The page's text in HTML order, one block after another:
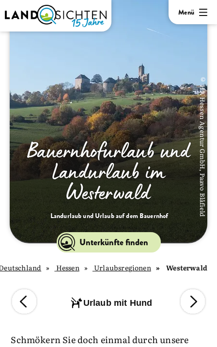
Menü
© HA Hessen Agentur GmbH, Paavo Blåfield
Bauernhofurlaub und
Landurlaub im
Westerwald
Landurlaub und Urlaub auf dem Bauernhof
Unterkünfte finden
Westerwald
Urlaubsregionen
Hessen
Urlaub mit Hund
Schmökern Sie doch einmal durch unsere